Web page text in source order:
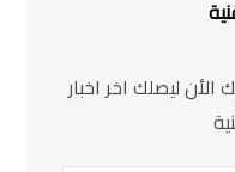
الأن ليصلك اخر اخبار